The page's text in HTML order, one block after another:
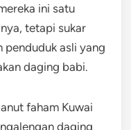
ini satu
tetapi sukar
penduduk asli yang
daging babi.
faham Kuwai
daging